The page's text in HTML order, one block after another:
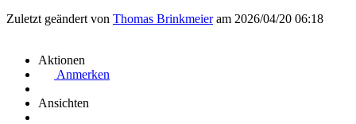
Zuletzt geändert von Thomas Brinkmeieram 2026/04/20 06:18
Aktionen
Anmerken
Ansichten